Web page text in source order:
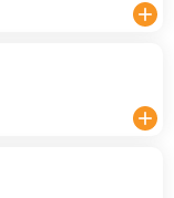
add
add